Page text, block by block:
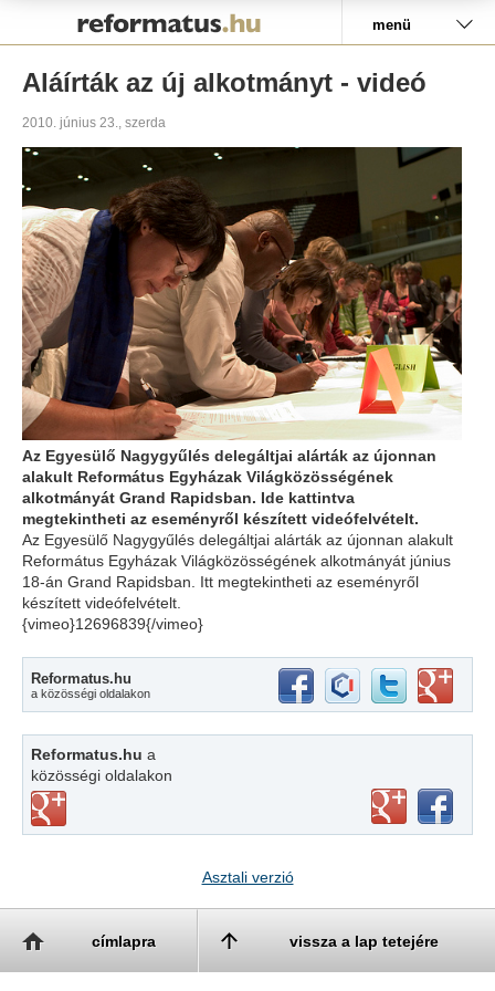
menü
Aláírták az új alkotmányt - videó
2010. június 23., szerda
Az Egyesülő Nagygyűlés delegáltjai alárták az újonnan
alakult Református Egyházak Világközösségének
alkotmányát Grand Rapidsban. Ide kattintva
megtekintheti az eseményről készített videófelvételt.
Az Egyesülő Nagygyűlés delegáltjai alárták az újonnan alakult
Református Egyházak Világközösségének alkotmányát június
18-án Grand Rapidsban. Itt megtekintheti az eseményről
készített videófelvételt.
{vimeo}12696839{/vimeo}
Reformatus.hu
a közösségi oldalakon
Reformatus.hu a
közösségi oldalakon
Asztali verzió
címlapra vissza a lap tetejére